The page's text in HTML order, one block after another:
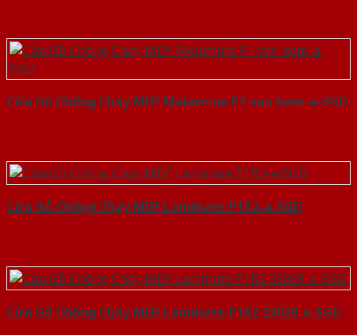
Cửa Gỗ Chống Cháy MDF Melamine P1 van kem-a-SGD
Cửa Gỗ Chống Cháy MDF Laminate P1R2-a-SGD
Cửa Gỗ Chống Cháy MDF Laminate P1R2 23029-a-SGD